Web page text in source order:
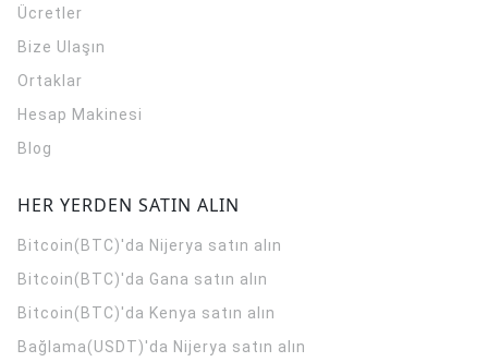
Ücretler
Bize Ulaşın
Ortaklar
Hesap Makinesi
Blog
HER YERDEN SATIN ALIN
Bitcoin(BTC)'da Nijerya satın alın
Bitcoin(BTC)'da Gana satın alın
Bitcoin(BTC)'da Kenya satın alın
Bağlama(USDT)'da Nijerya satın alın